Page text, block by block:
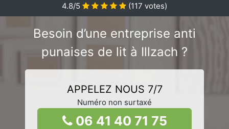
4.8/5
(117 votes)
Besoin d’une entreprise anti
punaises de lit à Illzach ?
APPELEZ NOUS 7/7
Numéro non surtaxé
06 41 40 71 75